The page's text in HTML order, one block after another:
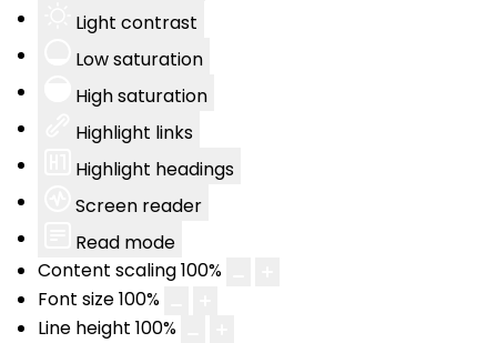
Light contrast
Low saturation
High saturation
Highlight links
Highlight headings
Screen reader
Read mode
Content scaling100%
Font size100%
Line height 100%